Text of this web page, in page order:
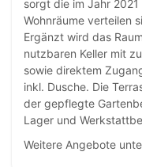
sorgt die im Jahr
Wohnräume verteilen
Ergänzt wird das
nutzbaren Keller mit
sowie direktem
inkl. Dusche. Die
der gepflegte
Lager und
Weitere Angebote